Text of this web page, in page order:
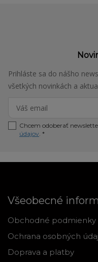
Prihláste sa do nášho
všetkých novinkách a
Chcem odoberať
údajov . *
Všeobecné
Obchodné podmienky
Ochrana osobných
Doprava a platby